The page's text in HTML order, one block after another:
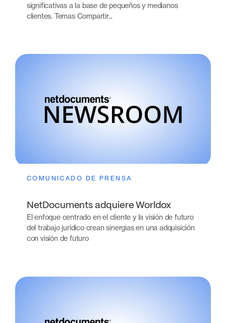
significativas a la base de pequeños y medianos
clientes. Temas Compartir...
COMUNICADO DE PRENSA
NetDocuments adquiere Worldox
El enfoque centrado en el cliente y la visión de futuro
del trabajo jurídico crean sinergias en una adquisición
con visión de futuro